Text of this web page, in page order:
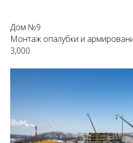
Дом №9
Монтаж опалубки и
3,000.